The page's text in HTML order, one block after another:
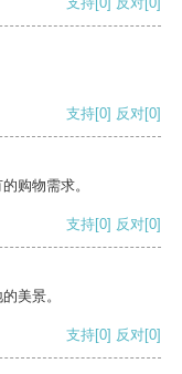
支持[0] 反对[0]
购物需求。
支持[0] 反对[0]
美景。
支持[0] 反对[0]